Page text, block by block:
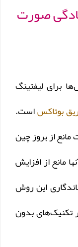
صورت
برای لیفتینگ
بوتاکساست.
از بروز چین
مانع از افزایش
این روش
تکنیک‌های بدون